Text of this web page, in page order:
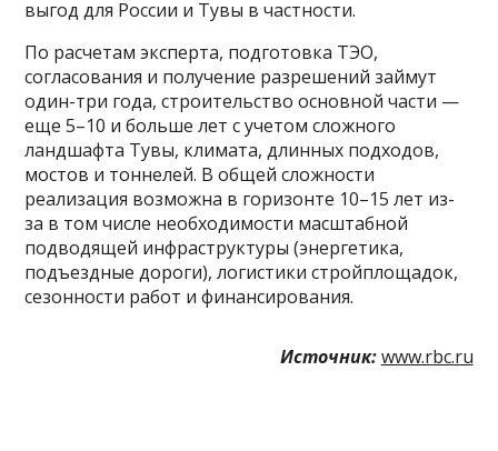
выгод для России и Тувы в частности.
По расчетам эксперта, подготовка ТЭО,
согласования и получение разрешений займут
один-три года, строительство основной части —
еще 5–10 и больше лет с учетом сложного
ландшафта Тувы, климата, длинных подходов,
мостов и тоннелей. В общей сложности
реализация возможна в горизонте 10–15 лет из-
за в том числе необходимости масштабной
подводящей инфраструктуры (энергетика,
подъездные дороги), логистики стройплощадок,
сезонности работ и финансирования.
Источник: www.rbc.ru